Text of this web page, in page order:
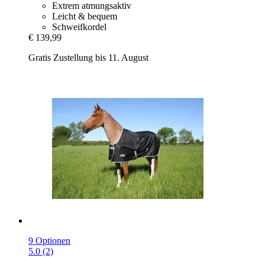
Extrem atmungsaktiv
Leicht & bequem
Schweifkordel
€ 139,99
Gratis Zustellung bis 11. August
9 Optionen
5.0 (2)